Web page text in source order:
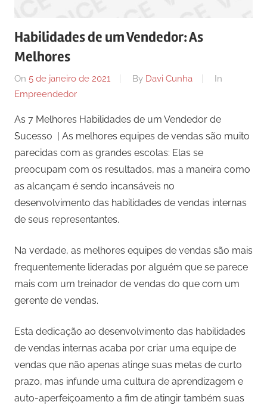
com
os
vários
púbicos.
Habilidades de um Vendedor: As
Melhores
On 5 de janeiro de 2021 By Davi Cunha
In
Empreendedor
As 7 Melhores Habilidades de um Vendedor de
Sucesso | As melhores equipes de vendas são muito
parecidas com as grandes escolas: Elas se
preocupam com os resultados, mas a maneira como
as alcançam é sendo incansáveis no
desenvolvimento das habilidades de vendas internas
de seus representantes.
Na verdade, as melhores equipes de vendas são mais
frequentemente lideradas por alguém que se parece
mais com um treinador de vendas do que com um
gerente de vendas.
Esta dedicação ao desenvolvimento das habilidades
de vendas internas acaba por criar uma equipe de
vendas que não apenas atinge suas metas de curto
prazo, mas infunde uma cultura de aprendizagem e
auto-aperfeiçoamento a fim de atingir também suas